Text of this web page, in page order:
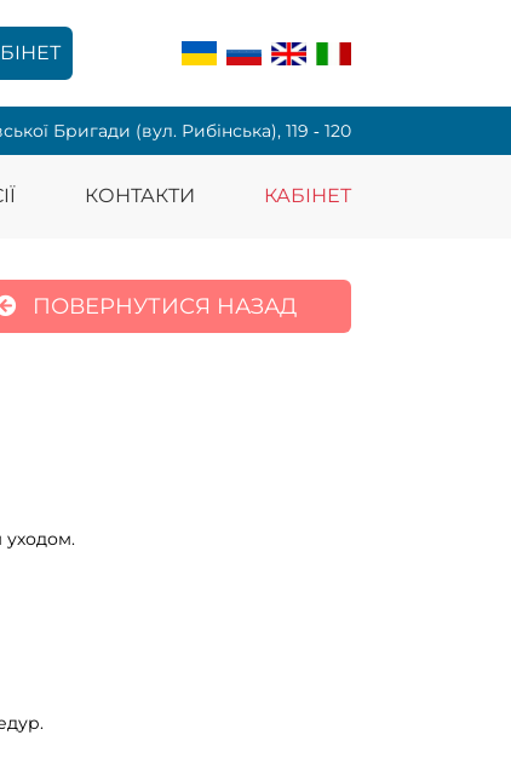
Бригади (вул. Рибінська), 119 ‑ 120
КОНТАКТИ КАБІНЕТ
ПОВЕРНУТИСЯ НАЗАД
уходом.